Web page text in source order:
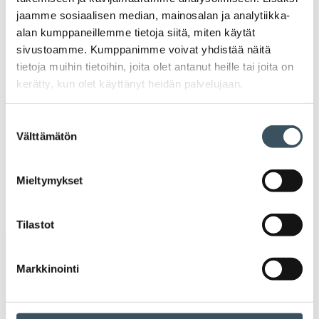
jaamme sosiaalisen median, mainosalan ja analytiikka-
alan kumppaneillemme tietoja siitä, miten käytät
sivustoamme. Kumppanimme voivat yhdistää näitä
tietoja muihin tietoihin, joita olet antanut heille tai joita on
kerätty, kun olet käyttänyt heidän palvelujaan.
valinta
Välttämätön
Mieltymykset
Tilastot
Markkinointi
2022
2021
2020